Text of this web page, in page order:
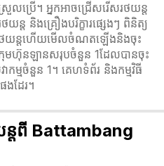
លប្រើ។ អ្នកអាចជ្រើសរើសរថយន្ត
ន្ត និងគ្រឿងបរិក្ខារផ្សេងៗ ពិនិត្យ
រថយន្តហើយមើលចំណតឡើងនិងចុះ
រុមហ៊ុនឡានសរុបចំនួន 1ដែលបានចុះ
ម្មចំនួន 1។ គេហទំព័រ និងកម្មវិធី
ងដែរ។
ន្តពី Battambang